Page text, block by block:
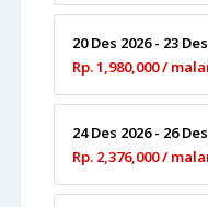
20 Des 2026 - 23
Rp. 1,980,000 /
24 Des 2026 - 26
Rp. 2,376,000 /